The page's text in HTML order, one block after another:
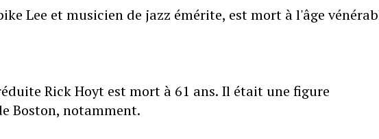
Lee et musicien de jazz émérite, est mort à l'âge
Rick Hoyt est mort à 61 ans. Il était une figure
Boston, notamment.